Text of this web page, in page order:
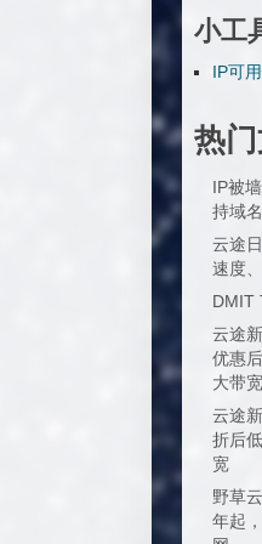
小工
IP可
热
IP被
持域
云途
速度
DMIT
云途
优惠
大带宽
云途
折后
宽
野草云
年起